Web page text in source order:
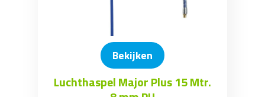
Bekijken
Luchthaspel Major Plus 15 Mtr.